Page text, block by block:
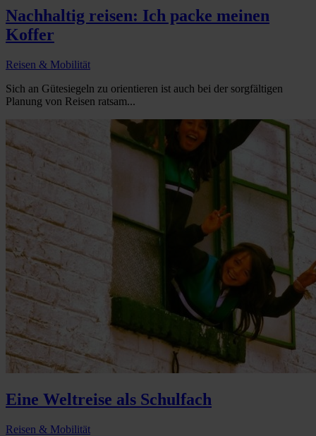
Nachhaltig reisen: Ich packe meinen
Koffer
Reisen & Mobilität
Sich an Gütesiegeln zu orientieren ist auch bei der sorgfältigen
Planung von Reisen ratsam...
Eine Weltreise als Schulfach
Reisen & Mobilität